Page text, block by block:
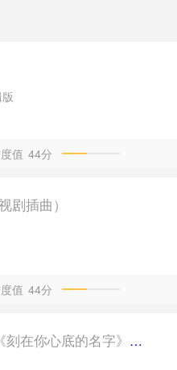
值 44分
剧插曲）
值 44分
在你心底的名字》主题曲）